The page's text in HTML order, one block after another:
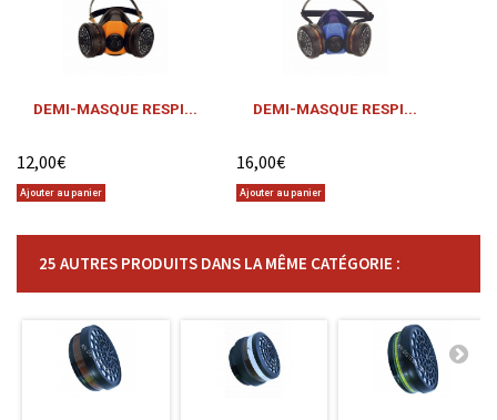
DEMI-MASQUE RESPI...
12,00€
Ajouter au panier
DEMI-MASQUE RESPI...
16,00€
Ajouter au panier
25 AUTRES PRODUITS DANS LA MÊME CATÉGORIE :